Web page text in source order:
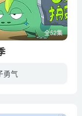
全52集
勇气